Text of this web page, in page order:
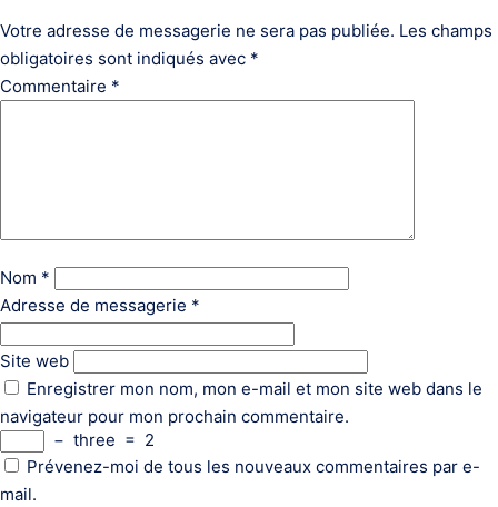
Votre adresse de messagerie ne sera pas publiée. Les champs
obligatoires sont indiqués avec *
Commentaire *
Nom *
Adresse de messagerie *
Site web
Enregistrer mon nom, mon e-mail et mon site web dans le
navigateur pour mon prochain commentaire.
− three = 2
Prévenez-moi de tous les nouveaux commentaires par e-
mail.